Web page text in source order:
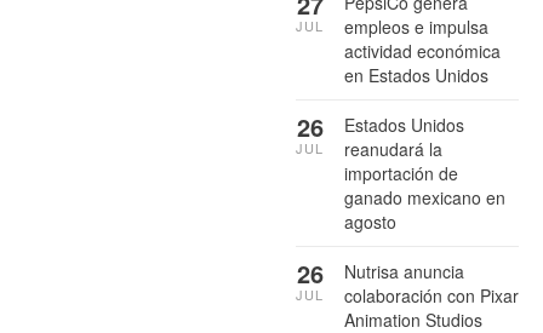
empleos e impulsa
actividad económica
en Estados Unidos
JUL
Estados Unidos
reanudará la
importación de
ganado mexicano en
agosto
26
JUL
Nutrisa anuncia
colaboración con Pixar
Animation Studios
26
JUL